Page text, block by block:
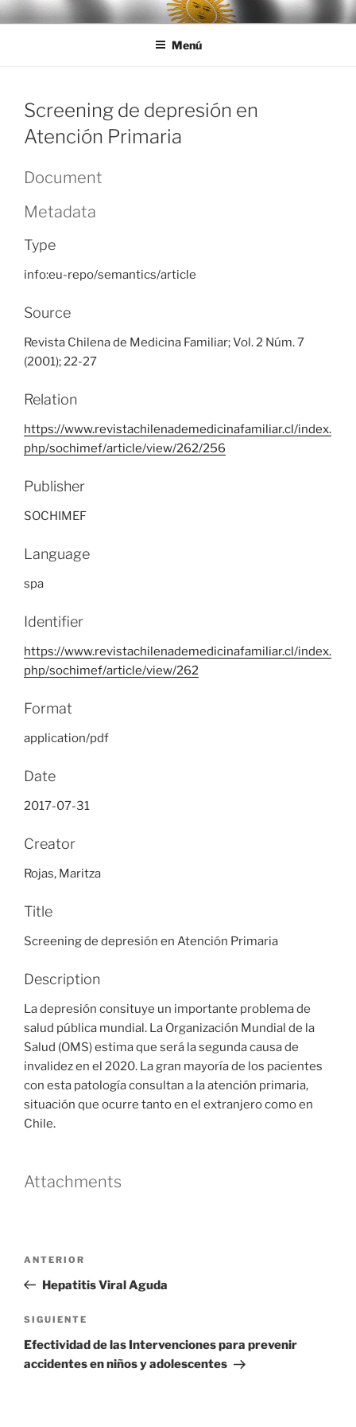
Ir
al
LEGISALUD
Menú
Screening de depresión en
Atención Primaria
Document
Metadata
Type
info:eu-repo/semantics/article
Source
Revista Chilena de Medicina Familiar; Vol. 2 Núm. 7
(2001); 22-27
Relation
https://www.revistachilenademedicinafamiliar.cl/index.
php/sochimef/article/view/262/256
Publisher
SOCHIMEF
Language
spa
Identifier
https://www.revistachilenademedicinafamiliar.cl/index.
php/sochimef/article/view/262
Format
application/pdf
Date
2017-07-31
Creator
Rojas, Maritza
Title
Screening de depresión en Atención Primaria
Description
La depresión consituye un importante problema de
salud pública mundial. La Organización Mundial de la
Salud (OMS) estima que será la segunda causa de
invalidez en el 2020. La gran mayoría de los pacientes
con esta patología consultan a la atención primaria,
situación que ocurre tanto en el extranjero como en
Chile.
Attachments
entradas
Entrada
anterior
ANTERIOR
Hepatitis Viral Aguda
Siguiente
entrada
SIGUIENTE
Efectividad de las Intervenciones para prevenir
accidentes en niños y adolescentes